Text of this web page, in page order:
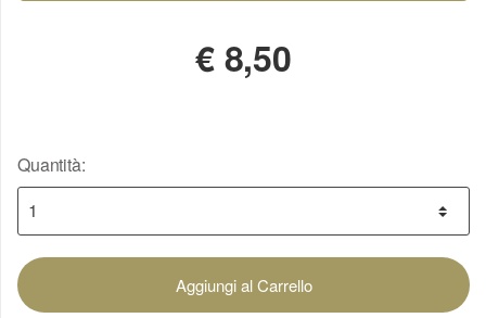
€8,50
Quantità:
Aggiungi al Carrello